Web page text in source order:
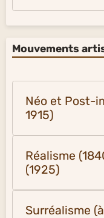
Mouvements
Néo et Post-
1915)
Réalisme
(1925)
Surréalisme